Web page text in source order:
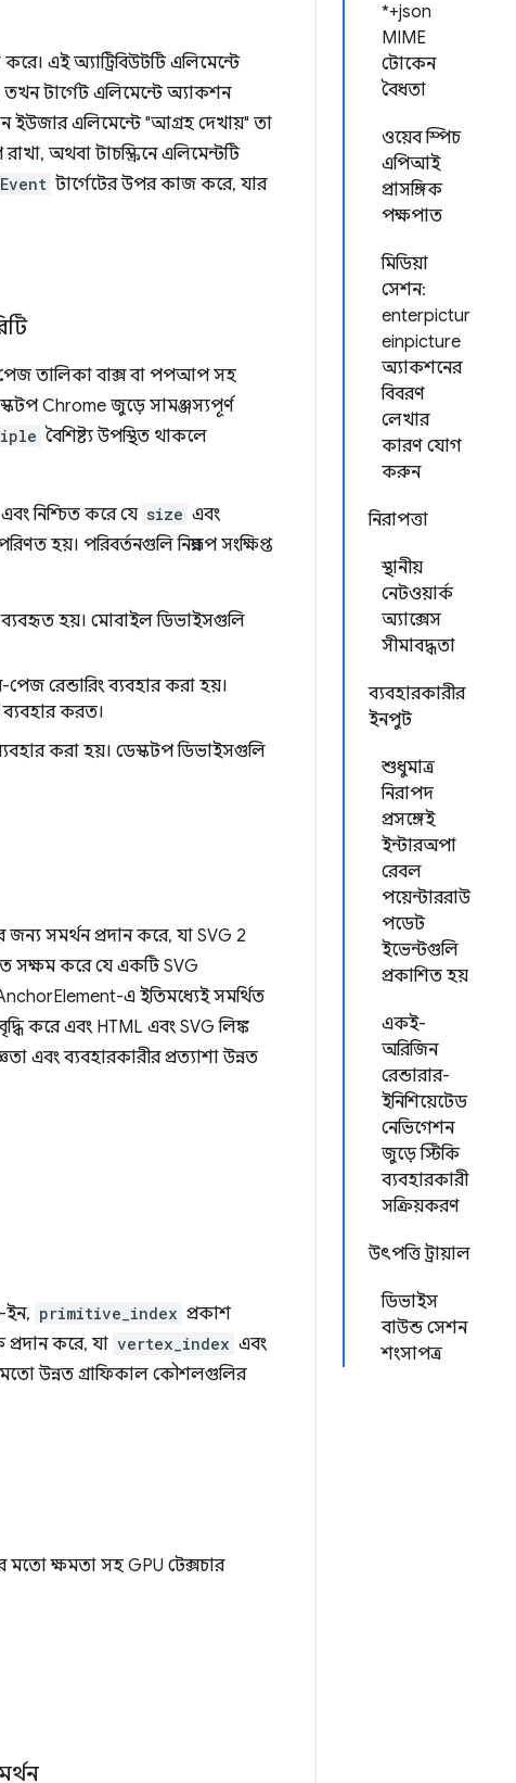
*+json
MIME
টোকেন
বৈধতা
ওয়েব স্পিচ
এপিআই
প্রাসঙ্গিক
পক্ষপাত
মিডিয়া
সেশন:
enterpictur
einpicture
অ্যাকশনের
বিবরণ
লেখার
কারণ যোগ
করুন
নিরাপত্তা
স্থানীয়
নেটওয়ার্ক
অ্যাক্সেস
সীমাবদ্ধতা
ব্যবহারকারীর
ইনপুট
শুধুমাত্র
নিরাপদ
প্রসঙ্গেই
ইন্টারঅপা
রেবল
পয়েন্টাররাউ
পডেট
ইভেন্টগুলি
প্রকাশিত হয়
একই-
অরিজিন
রেন্ডারার-
ইনিশিয়েটেড
নেভিগেশন
জুড়ে স্টিকি
ব্যবহারকারী
সক্রিয়করণ
উৎপত্তি ট্রায়াল
ডিভাইস
বাউন্ড সেশন
শংসাপত্র
এই অ্যাট্রিবিউটটি এলিমেন্টে
টার্গেট এলিমেন্টে অ্যাকশন
এলিমেন্টে "আগ্রহ দেখায়" তা
অথবা টাচস্ক্রিনে এলিমেন্টটি
টার্গেটের উপর কাজ করে, যার
তালিকা বাক্স বা পপআপ সহ
Chrome জুড়ে সামঞ্জস্যপূর্ণ
বৈশিষ্ট্য উপস্থিত থাকলে
নিশ্চিত করে যে size এবং
হয়। পরিবর্তনগুলি নিম্নরূপ সংক্ষিপ্ত
ব্যবহৃত হয়। মোবাইল ডিভাইসগুলি
রেন্ডারিং ব্যবহার করা হয়।
করত।
করা হয়। ডেস্কটপ ডিভাইসগুলি
সমর্থন প্রদান করে, যা SVG 2
সক্ষম করে যে একটি SVG
এ ইতিমধ্যেই সমর্থিত
করে এবং HTML এবং SVG লিঙ্ক
এবং ব্যবহারকারীর প্রত্যাশা উন্নত
ইন, primitive_index প্রকাশ
করে, যা vertex_index এবং
উন্নত গ্রাফিকাল কৌশলগুলির
মতো ক্ষমতা সহ GPU টেক্সচার